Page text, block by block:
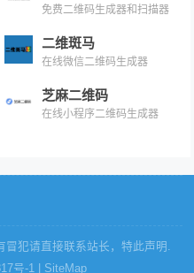
免费二维码生成器和扫描器
二维斑马
在线微信二维码生成器
芝麻二维码
在线小程序二维码生成器
犯请直接联系站长，特此声明.
号-1| SiteMap